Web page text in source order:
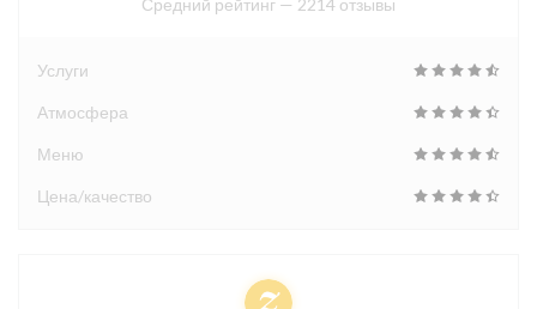
Средний рейтинг — 2214 отзывы
Услуги
Атмосфера
Меню
Цена/качество